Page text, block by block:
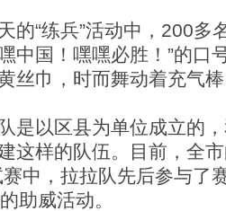
“练兵”活动中，200多
中国！嘿嘿必胜！”的口
丝巾，时而舞动着充气
以区县为单位成立的，
这样的队伍。目前，全
赛中，拉拉队先后参与了
助威活动。